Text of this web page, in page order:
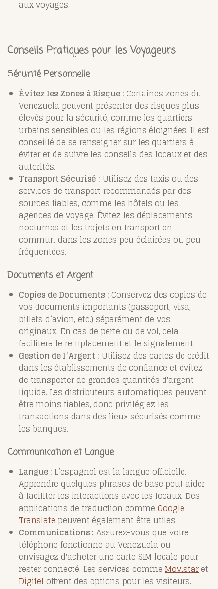
aux voyages.
Conseils Pratiques pour les Voyageurs
Sécurité Personnelle
Évitez les Zones à Risque : Certaines zones du
Venezuela peuvent présenter des risques plus
élevés pour la sécurité, comme les quartiers
urbains sensibles ou les régions éloignées. Il est
conseillé de se renseigner sur les quartiers à
éviter et de suivre les conseils des locaux et des
autorités.
Transport Sécurisé : Utilisez des taxis ou des
services de transport recommandés par des
sources fiables, comme les hôtels ou les
agences de voyage. Évitez les déplacements
nocturnes et les trajets en transport en
commun dans les zones peu éclairées ou peu
fréquentées.
Documents et Argent
Copies de Documents : Conservez des copies de
vos documents importants (passeport, visa,
billets d’avion, etc.) séparément de vos
originaux. En cas de perte ou de vol, cela
facilitera le remplacement et le signalement.
Gestion de l’Argent : Utilisez des cartes de crédit
dans les établissements de confiance et évitez
de transporter de grandes quantités d'argent
liquide. Les distributeurs automatiques peuvent
être moins fiables, donc privilégiez les
transactions dans des lieux sécurisés comme
les banques.
Communication et Langue
Langue : L’espagnol est la langue officielle.
Apprendre quelques phrases de base peut aider
à faciliter les interactions avec les locaux. Des
applications de traduction comme Google
Translate peuvent également être utiles.
Communications : Assurez-vous que votre
téléphone fonctionne au Venezuela ou
envisagez d'acheter une carte SIM locale pour
rester connecté. Les services comme Movistaret
Digitel offrent des options pour les visiteurs.